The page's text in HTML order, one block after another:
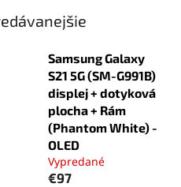
Samsung Galaxy
S21 5G (SM-G991B)
displej + dotyková
plocha + Rám
(Phantom White) -
OLED
Vypredané
€97